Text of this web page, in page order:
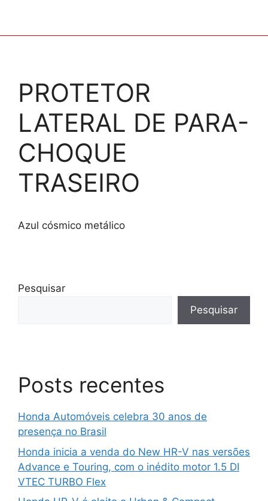
PROTETOR
LATERAL DE PARA-
CHOQUE
TRASEIRO
Azul cósmico metálico
Pesquisar
Pesquisar
Posts recentes
Honda Automóveis celebra 30 anos de
presença no Brasil
Honda inicia a venda do New HR-V nas versões
Advance e Touring, com o inédito motor 1.5 DI
VTEC TURBO Flex